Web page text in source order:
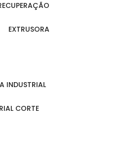
EXTRUSORA
INDUSTRIAL
CORTE